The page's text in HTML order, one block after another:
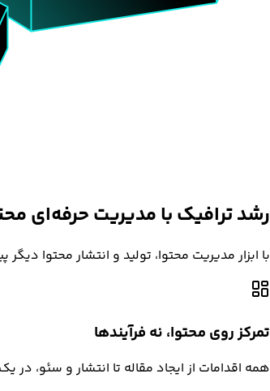
رشد ترافیک بامدیریت حرفه‌ای
با ابزار مدیریت محتوا، تولید و انتشار محتوا
تمرکز روی محتوا، نه فرآیندها
همه اقدامات از ایجاد مقاله تا انتشار و سئو،